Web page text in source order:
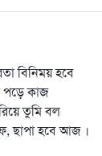
বিনিময় হবে
পড়ে কাজ
তুমি বল
ছাপা হবে আজ ।